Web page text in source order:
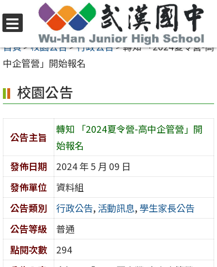
至
要
容
區
選
單
首頁>校園公告>行政公告>轉知 「2024夏令營-高
中企管營」開始報名
校園公告
公告主旨
轉知 「2024夏令營-高中企管營」開
始報名
發佈日期
2024 年 5 月 09 日
發佈單位
資料組
公告類別
行政公告, 活動訊息, 學生家長公告
公告等級
普通
點閱次數
294